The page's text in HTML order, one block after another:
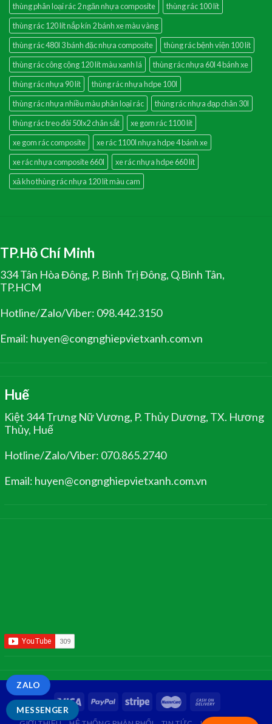
thùng phân loại rác 2 ngăn nhựa composite
thùng rác 100 lít
thùng rác 120 lít nắp kín 2 bánh xe màu vàng
thùng rác 480l 3 bánh đặc nhựa composite
thùng rác bệnh viện 100 lít
thùng rác công cộng 120 lít màu xanh lá
thùng rác nhựa 60l 4 bánh xe
thùng rác nhựa 90 lít
thùng rác nhựa hdpe 100l
thùng rác nhựa nhiều màu phân loại rác
thùng rác nhựa đạp chân 30l
thùng rác treo đôi 50lx2 chân sắt
xe gom rác 1100 lít
xe gom rác composite
xe rác 1100l nhựa hdpe 4 bánh xe
xe rác nhựa composite 660l
xe rác nhựa hdpe 660 lít
xả kho thùng rác nhựa 120 lít màu cam
TP.Hồ Chí Minh
334 Tân Hòa Đông, P. Bình Trị Đông, Q.Bình Tân,
TP.HCM
Hotline/Zalo/Viber: 098.442.3150
Email: huyen@congnghiepvietxanh.com.vn
Huế
Kiệt 344 Trưng Nữ Vương, P. Thủy Dương, TX. Hương
Thủy, Huế
Hotline/Zalo/Viber: 070.865.2740
Email: huyen@congnghiepvietxanh.com.vn
MESSENGER
ZALO